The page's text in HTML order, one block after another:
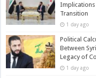
Implications
Transition
1 day ago
Political
Between
Legacy of
1 day ago